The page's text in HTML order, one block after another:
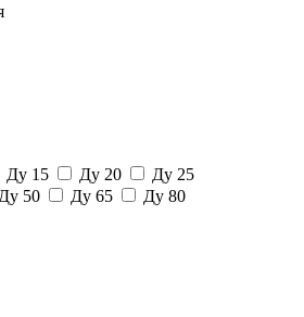
Ду 15 Ду 20
Ду 25
Ду 50 Ду 65
Ду 80